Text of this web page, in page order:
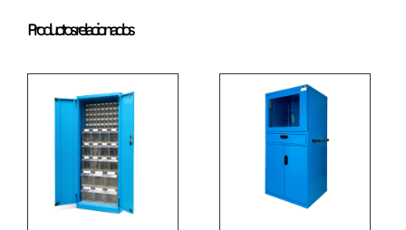
Productos relacionados